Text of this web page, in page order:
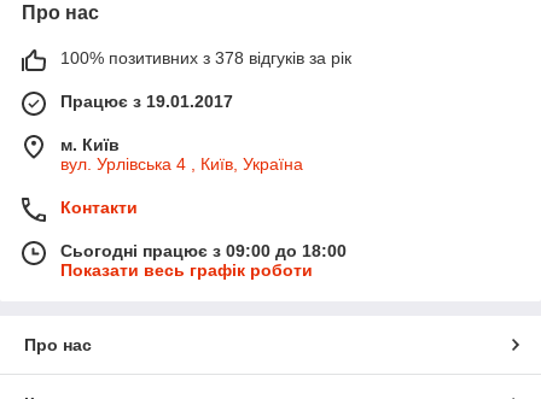
Про нас
100% позитивних з 378 відгуків за рік
Працює з 19.01.2017
м. Київ
вул. Урлівська 4 , Київ, Україна
Контакти
Сьогодні працює з 09:00 до 18:00
Показати весь графік роботи
Про нас